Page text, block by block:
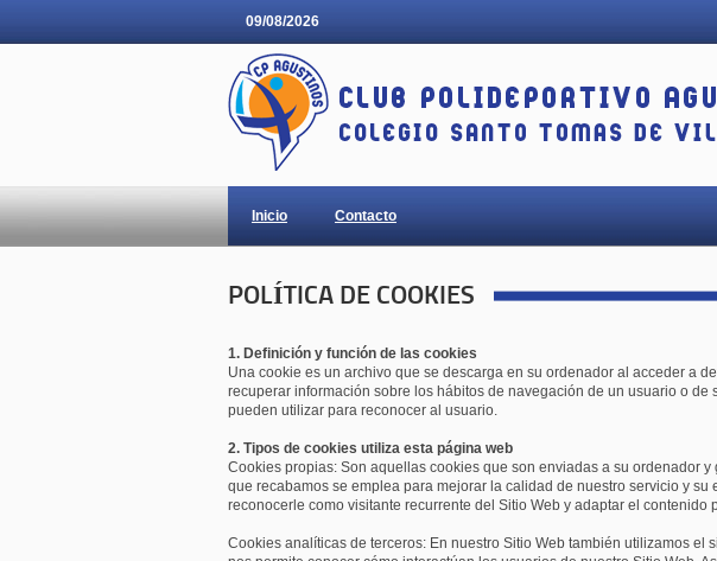
09/08/2026
Inicio Contacto
POLÍTICA DE COOKIES
1. Definición y función de las cookies
Una cookie es un archivo que se descarga en su ordenador al acceder a
recuperar información sobre los hábitos de navegación de un usuario o
pueden utilizar para reconocer al usuario.
2. Tipos de cookies utiliza esta página web
Cookies propias: Son aquellas cookies que son enviadas a su ordenador
que recabamos se emplea para mejorar la calidad de nuestro servicio y
reconocerle como visitante recurrente del Sitio Web y adaptar el
Cookies analíticas de terceros: En nuestro Sitio Web también utilizamos